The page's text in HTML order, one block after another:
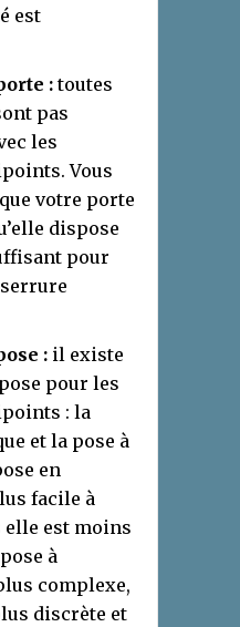
est
:toutes
pas
les
Vous
votre porte
dispose
pour
: il existe
pour les
: la
et la pose à
en
facile à
est moins
à
complexe,
discrète et